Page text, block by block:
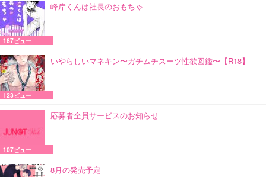
峰岸くんは社長のおもちゃ
167ビュー
いやらしいマネキン〜ガチムチスーツ性欲図鑑〜【R18】
123ビュー
応募者全員サービスのお知らせ
107ビュー
8月の発売予定